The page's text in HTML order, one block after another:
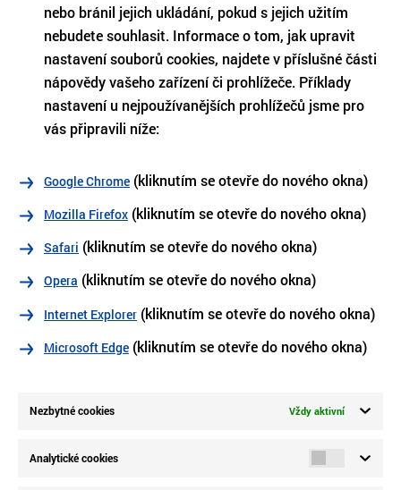
nebo bránil jejich ukládání, pokud s jejich užitím
nebudete souhlasit. Informace o tom, jak upravit
nastavení souborů cookies, najdete v příslušné části
nápovědy vašeho zařízení či prohlížeče. Příklady
nastavení u nejpoužívanějších prohlížečů jsme pro
vás připravili níže:
Google Chrome (kliknutím se otevře do nového okna)
Mozilla Firefox (kliknutím se otevře do nového okna)
Safari (kliknutím se otevře do nového okna)
Opera (kliknutím se otevře do nového okna)
Internet Explorer (kliknutím se otevře do nového okna)
Microsoft Edge (kliknutím se otevře do nového okna)
Nezbytné cookies Vždy aktivní
Analytické cookies